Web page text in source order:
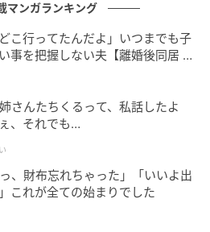
ネジャー、介護士等施設内の
行い、ご家族の希望を尊重し
楽を流す」という対応方針を
影響や音漏れを考慮し、音量
ことになりました。
のものだったのか
マンガランキング
どこ行ってたんだよ」いつまでも子
事を把握しない夫【離婚後同居 Vo
さんたちくるって、私話したよ
、それでも…
、財布忘れちゃった」「いいよ出
これが全ての始まりでした